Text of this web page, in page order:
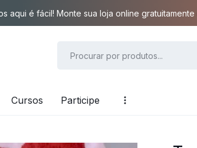
aqui é fácil! Monte sua loja online
Cursos Participe